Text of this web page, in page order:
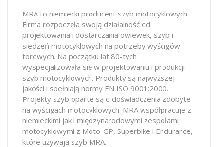
MRA to niemiecki producent szyb motocyklowych.
Firma rozpoczęła swoją działalność od
projektowania i dostarczania owiewek, szyb i
siedzeń motocyklowych na potrzeby wyścigów
torowych. Na początku lat 80-tych
wyspecjalizowała się w projektowaniu i produkcji
szyb motocyklowych. Produkty są najwyższej
jakości i spełniają normy EN ISO 9001:2000.
Projekty szyb oparte są o doświadczenia zdobyte
na wyścigach motocyklowych. MRA współpracuje z
niemieckimi jak i międzynarodowymi zespołami
motocyklowymi z Moto-GP, Superbike i Endurance,
które używają szyb MRA.